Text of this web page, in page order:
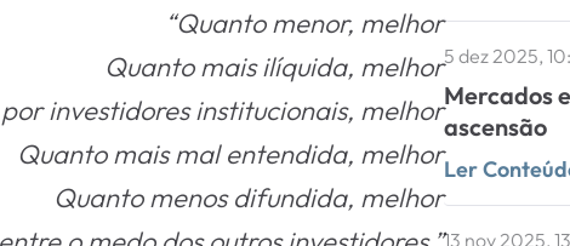
“Quanto menor, melhor
Quanto mais ilíquida, melhor
investidores institucionais, melhor
Quanto mais mal entendida, melhor
Quanto menos difundida, melhor
5 dez 2025,
Mercados
ascensão
Ler
13 nov 2025,